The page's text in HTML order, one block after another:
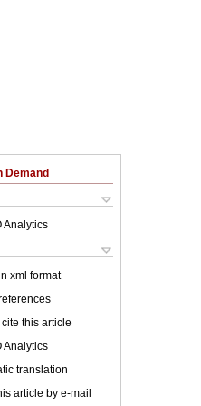
Demand
Analytics
xml format
this article
Analytics
translation
article by e-mail